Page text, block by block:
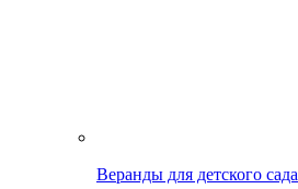
Веранды для детского сада